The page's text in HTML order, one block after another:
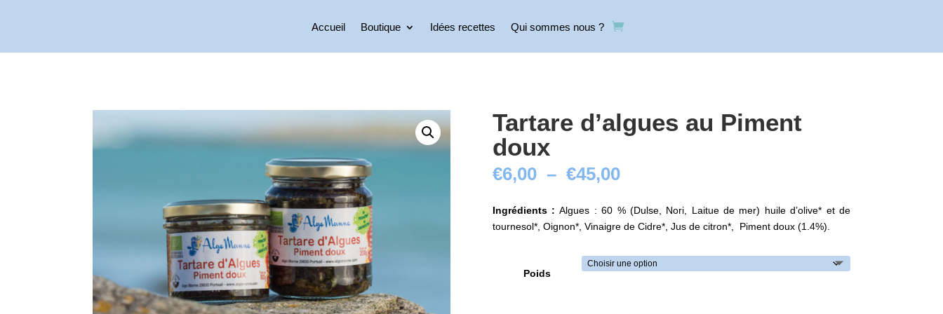
Accueil Boutique Idées recettes Qui sommes nous ?
Tartare d’algues au Piment
doux
€6,00 – €45,00Plage
prix :
€6,00
€45,00
Ingrédients : Algues : 60 % (Dulse, Nori, Laitue de mer) huile d’olive* et de
tournesol*, Oignon*, Vinaigre de Cidre*, Jus de citron*, Piment doux (1.4%).
Poids